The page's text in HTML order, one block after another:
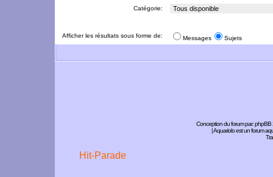
Catégorie:
Afficher les résultats sous forme de: Messages Sujets
Conception du forum par:phpBB
| Aquariolo est un forum